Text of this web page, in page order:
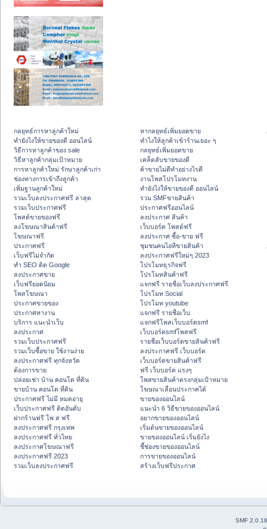
กลยุทธ์การหาลูกค้าใหม่
ทํายังไงให้ขายของดี ออนไลน์
วิธีการหาลูกค้าของ sale
วิธีหาลูกค้ากลุ่มเป้าหมาย
การหาลูกค้าใหม่ รักษาลูกค้าเก่า
ช่องทางการเข้าถึงลูกค้า
เพิ่มฐานลูกค้าใหม่
รวมเว็บลงประกาศฟรี ล่าสุด
รวมเว็บประกาศฟรี
โพสต์ขายของฟรี
ลงโฆษณาสินค้าฟรี
โฆษณาฟรี
ประกาศฟรี
เว็บฟรีไม่จำกัด
ทำ SEO ติด Google
ลงประกาศขาย
เว็บฟรียอดนิยม
โพสโฆษณา
ประกาศขายของ
ประกาศหางาน
บริการ แนะนำเว็บ
ลงประกาศ
รวมเว็บประกาศฟรี
รวมเว็บซื้อขาย ใช้งานง่าย
ลงประกาศฟรี ทุกจังหวัด
ต้องการขาย
ปล่อยเช่า บ้าน คอนโด ที่ดิน
ขายบ้าน คอนโด ที่ดิน
ประกาศฟรี ไม่มี หมดอายุ
เว็บประกาศฟรี ติดอันดับ
ฝากร้านฟรี โพ ส ฟรี
ลงประกาศฟรี กรุงเทพ
ลงประกาศฟรี ทั่วไทย
ลงประกาศโฆษณาฟรี
ลงประกาศฟรี 2023
รวมเว็บลงประกาศฟรี
หากลยุทธ์เพิ่มยอดขาย
ทําไงให้ลูกค้าเข้าร้านเยอะ ๆ
กลยุทธ์เพิ่มยอดขาย
เคล็ดลับขายของดี
ค้าขายไม่ดีทำอย่างไรดี
งานโพสโปรโมทงาน
ทํายังไงให้ขายของดี ออนไลน์
รวม SMFขายสินค้า
ประกาศฟรีออนไลน์
ลงประกาศ สินค้า
เว็บบอร์ด โพสต์ฟรี
ลงประกาศ ซื้อ-ขาย ฟรี
ชุมชนคนไอทีขายสินค้า
ลงประกาศฟรีใหม่ๆ 2023
โปรโมทธุรกิจฟรี
โปรโมทสินค้าฟรี
แจกฟรี รายชื่อเว็บลงประกาศฟรี
โปรโมท Social
โปรโมท youtube
แจกฟรี รายชื่อเว็บ
แจกฟรีโพสเว็บบอร์ดsmf
เว็บบอร์ดsmfโพสฟรี
รายชื่อเว็บบอร์ดขายสินค้าฟรี
ลงประกาศฟรี เว็บบอร์ด
เว็บบอร์ดขายสินค้าฟรี
ฟรี เว็บบอร์ด แรงๆ
โพสขายสินค้าตรงกลุ่มเป้าหมาย
โฆษณาเลื่อนประกาศได้
ขายของออนไลน์
แนะนำ 6 วิธีขายของออนไลน์
อยากขายของออนไลน์
เริ่มต้นขายของออนไลน์
ขายของออนไลน์ เริ่มยังไง
ชี้ช่องขายของออนไลน์
การขายของออนไลน์
สร้างเว็บฟรีประกาศ
SMF 2.0.18